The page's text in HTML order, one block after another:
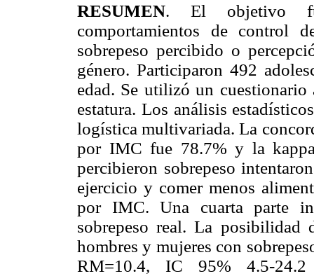
RESUMEN. El objetivo
comportamientos de control
sobrepeso percibido o
género. Participaron 492
edad. Se utilizó un
estatura. Los análisis
logística multivariada. La
por IMC fue 78.7% y la kappa
percibieron sobrepeso
ejercicio y comer menos
por IMC. Una cuarta parte
sobrepeso real. La posibilidad
hombres y mujeres con
RM=10.4, IC 95% 4.5-24.2